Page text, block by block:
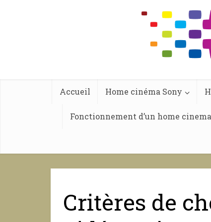
Accueil Home cinéma Sony
Fonctionnement d’un home
Critères de